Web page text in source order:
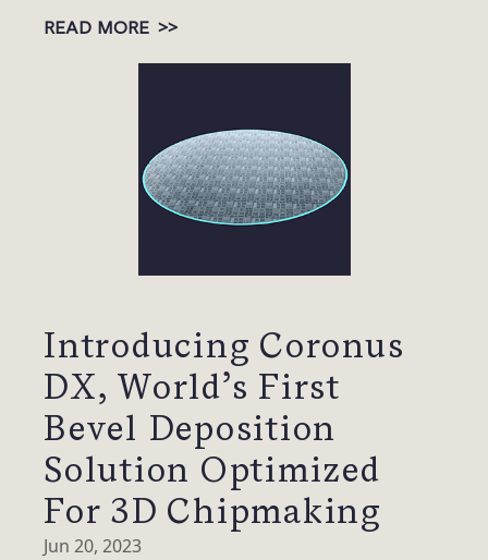
READ MORE >>
Introducing Coronus
DX, World’s First
Bevel Deposition
Solution Optimized
For 3D Chipmaking
Jun 20, 2023